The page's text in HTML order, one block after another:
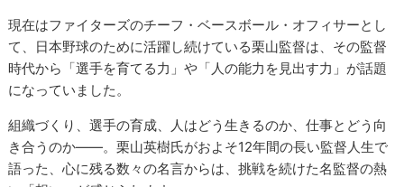
現在はファイターズのチーフ・ベースボール・オフィサーとし
て、日本野球のために活躍し続けている栗山監督は、その監督
時代から「選手を育てる力」や「人の能力を見出す力」が話題
になっていました。
組織づくり、選手の育成、人はどう生きるのか、仕事とどう向
き合うのか――。栗山英樹氏がおよそ12年間の長い監督人生で
語った、心に残る数々の名言からは、挑戦を続けた名監督の熱